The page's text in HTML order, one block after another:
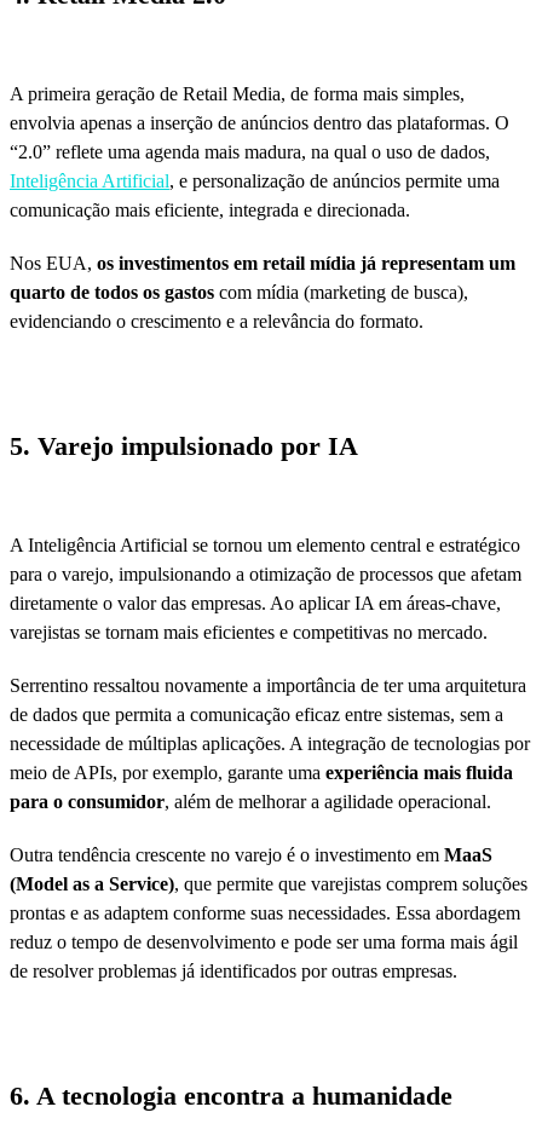
A primeira geração de Retail Media, de forma mais simples,
envolvia apenas a inserção de anúncios dentro das plataformas. O
“2.0” reflete uma agenda mais madura, na qual o uso de dados,
Inteligência Artificial, e personalização de anúncios permite uma
comunicação mais eficiente, integrada e direcionada.
Nos EUA, os investimentos em retail mídia já representam um
quarto de todos os gastos com mídia (marketing de busca),
evidenciando o crescimento e a relevância do formato.
5. Varejo impulsionado por IA
A Inteligência Artificial se tornou um elemento central e estratégico
para o varejo, impulsionando a otimização de processos que afetam
diretamente o valor das empresas. Ao aplicar IA em áreas-chave,
varejistas se tornam mais eficientes e competitivas no mercado.
Serrentino ressaltou novamente a importância de ter uma arquitetura
de dados que permita a comunicação eficaz entre sistemas, sem a
necessidade de múltiplas aplicações. A integração de tecnologias por
meio de APIs, por exemplo, garante uma experiência mais fluida
para o consumidor, além de melhorar a agilidade operacional.
Outra tendência crescente no varejo é o investimento em MaaS
(Model as a Service), que permite que varejistas comprem soluções
prontas e as adaptem conforme suas necessidades. Essa abordagem
reduz o tempo de desenvolvimento e pode ser uma forma mais ágil
de resolver problemas já identificados por outras empresas.
6. A tecnologia encontra a humanidade